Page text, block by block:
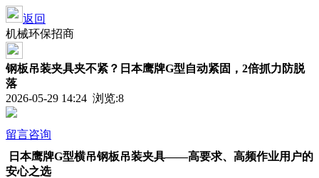
返回
机械环保招商
钢板吊装夹具夹不紧？日本鹰牌G型自动紧固，2倍抓力防脱
落
2026-05-29 14:24 浏览:8
留言咨询
日本鹰牌G型横吊钢板吊装夹具——高要求、高频作业用户的
安心之选